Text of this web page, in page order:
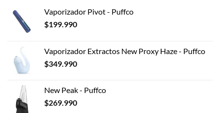
Vaporizador Pivot - Puffco
$199.990
Vaporizador Extractos New Proxy Haze - Puffco
$349.990
New Peak - Puffco
$269.990